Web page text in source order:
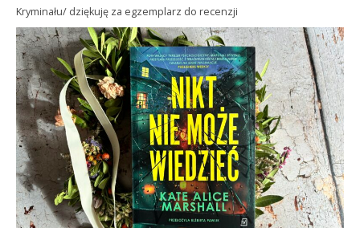
Kryminału/ dziękuję za egzemplarz do recenzji